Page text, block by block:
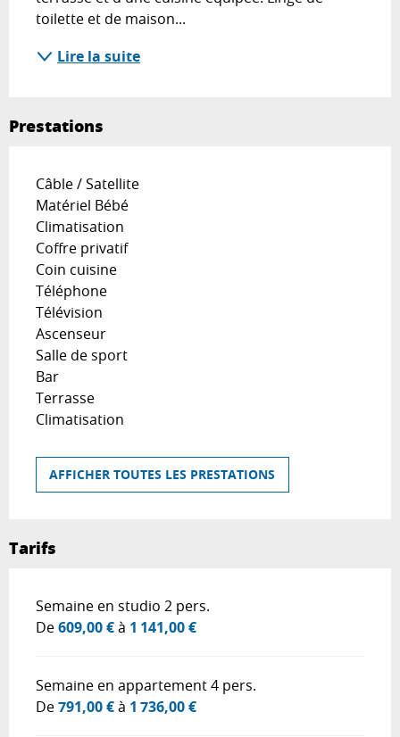
toilette et de maison...
Lire la suite
Prestations
Câble / Satellite
Matériel Bébé
Climatisation
Coffre privatif
Coin cuisine
Téléphone
Télévision
Ascenseur
Salle de sport
Bar
Terrasse
Climatisation
AFFICHER TOUTES LES PRESTATIONS
Tarifs
Tarifs 2026
Semaine en studio 2 pers.
De609,00 €à 1 141,00 €
Semaine en appartement 4 pers.
De791,00 €à 1 736,00 €